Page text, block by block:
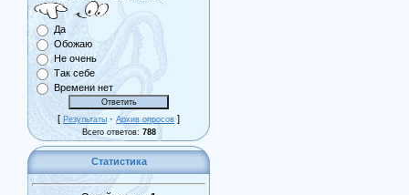
Да
Обожаю
Не очень
Так себе
Времени нет
[ Результаты · Архив опросов ]
Всего ответов: 788
Статистика